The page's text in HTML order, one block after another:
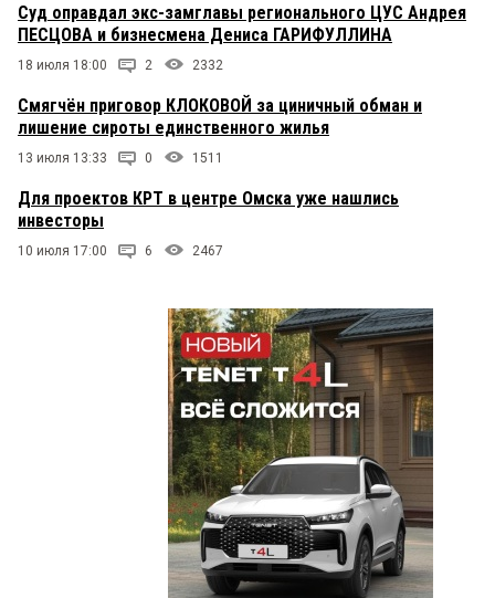
Суд оправдал экс-замглавы регионального ЦУС Андрея
ПЕСЦОВА и бизнесмена Дениса ГАРИФУЛЛИНА
18 июля 18:00 2 2332
Смягчён приговор КЛОКОВОЙ за циничный обман и
лишение сироты единственного жилья
13 июля 13:33 0 1511
Для проектов КРТ в центре Омска уже нашлись
инвесторы
10 июля 17:00 6 2467